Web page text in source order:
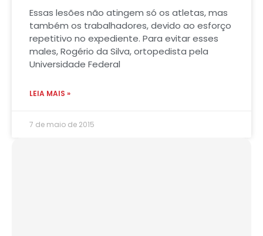
Essas lesões não atingem só os atletas, mas
também os trabalhadores, devido ao esforço
repetitivo no expediente. Para evitar esses
males, Rogério da Silva, ortopedista pela
Universidade Federal
LEIA MAIS »
7 de maio de 2015